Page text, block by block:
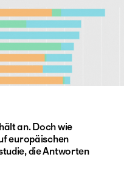
an. Doch wie
europäischen
die Antworten